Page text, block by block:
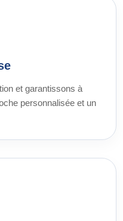
et garantissons à
personnalisée et un